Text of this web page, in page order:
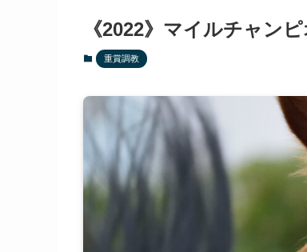
《2022》マイルチャン
重賞調教